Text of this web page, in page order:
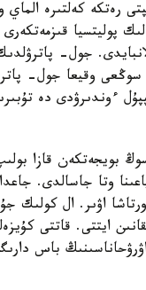
رەتكە كەلتىرە الماي
پوليتسيا
جول-
وقيعا جول-
ءوندىرۋدى دە
بويجەتكەن قازا
اۋىر. ال كولىك
ايتتى. قاتتى
باس